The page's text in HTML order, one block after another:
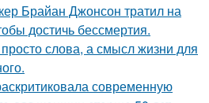
Брайан Джонсон тратил на
достичь бессмертия.
слова, а смысл жизни для
современную